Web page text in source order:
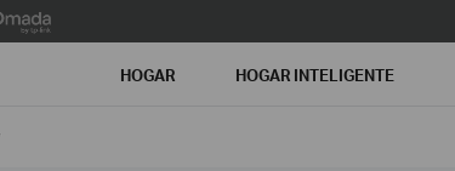
HOGAR HOGAR INTELIGENTE